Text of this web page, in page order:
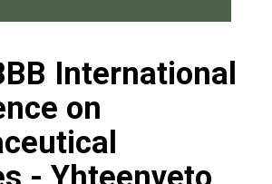
International
on
- Yhteenveto